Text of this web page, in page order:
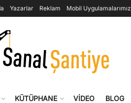
Yazarlar Reklam Mobil Uygulamalarımız
KÜTÜPHANE VIDEO BLOG